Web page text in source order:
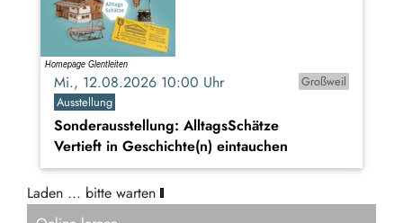
Mi., 12.08.2026 10:00 Uhr
Großweil
Ausstellung
Sonderausstellung: AlltagsSchätze
Vertieft in Geschichte(n) eintauchen
Online lernen